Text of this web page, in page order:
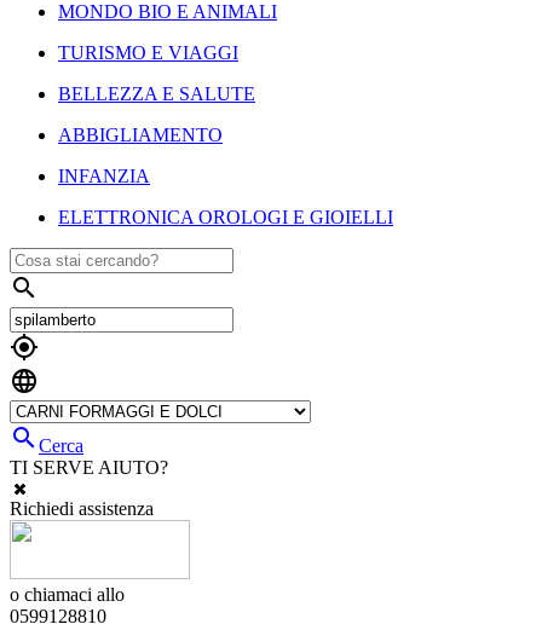
MONDO BIO E ANIMALI
TURISMO E VIAGGI
BELLEZZA E SALUTE
ABBIGLIAMENTO
INFANZIA
ELETTRONICA OROLOGI E GIOIELLI



Cerca
TI SERVE AIUTO?
Richiedi assistenza
o chiamaci allo
0599128810